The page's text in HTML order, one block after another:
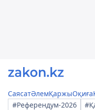
СаясатӘлемҚаржыОқиға
#Референдум-2026